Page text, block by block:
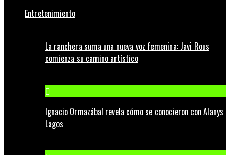
Entretenimiento
La ranchera suma una nueva voz femenina: Javi Rous
comienza su camino artístico
Ignacio Ormazábal revela cómo se conocieron con Alanys
Lagos